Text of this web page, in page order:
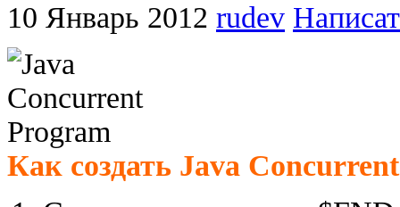
10 Январь 2012 rudev
Как создать Java